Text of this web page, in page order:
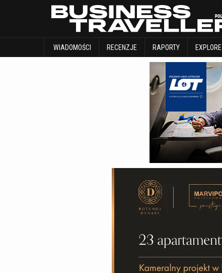
WIADOMOŚCI RECENZJE RAPORTY EXPLORE
WIADOMOŚCI RECENZJE